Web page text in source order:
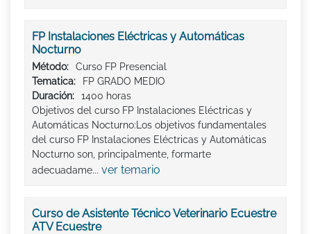
FP Instalaciones Eléctricas y Automáticas
Nocturno
Método:
Curso FP Presencial
Tematica:
FP GRADO MEDIO
Duración:
1400 horas
Objetivos del curso FP Instalaciones Eléctricas y
Automáticas Nocturno:Los objetivos fundamentales
del curso FP Instalaciones Eléctricas y Automáticas
Nocturno son, principalmente, formarte
adecuadame... ver temario
Curso de Asistente Técnico Veterinario Ecuestre
ATV Ecuestre